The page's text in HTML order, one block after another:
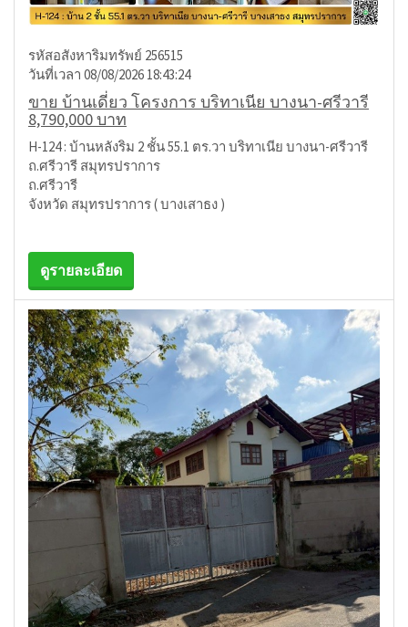
รหัสอสังหาริมทรัพย์ 256515
วันที่เวลา 08/08/2026 18:43:24
ขาย บ้านเดี่ยว โครงการ บริทาเนีย บางนา-ศรีวารี
8,790,000 บาท
H-124 : บ้านหลังริม 2 ชั้น 55.1 ตร.วา บริทาเนีย บางนา-ศรีวารี
ถ.ศรีวารี สมุทรปราการ
ถ.ศรีวารี
จังหวัด สมุทรปราการ ( บางเสาธง )
ดูรายละเอียด